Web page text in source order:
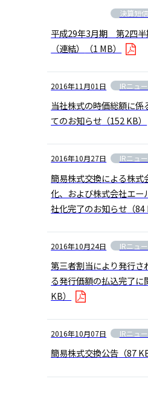
決算短信
平成29年3月期 第2四半
（連結）
（1 MB）
2016年11月01日 IRニュ
当社株式の時価総額に
てのお知らせ （152 KB）
2016年10月27日 IRニュ
簡易株式交換による株
化、および株式会社エ
社化完了のお知らせ （84
2016年10月24日 IRニュ
第三者割当により発行
る発行価額の払込完了に
KB）
2016年10月07日 IRニュ
簡易株式交換公告 （87